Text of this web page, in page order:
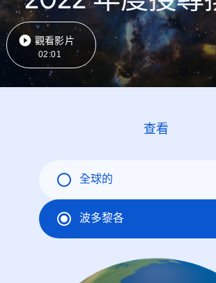
觀看影片
02:01
查看
全球的
波多黎各